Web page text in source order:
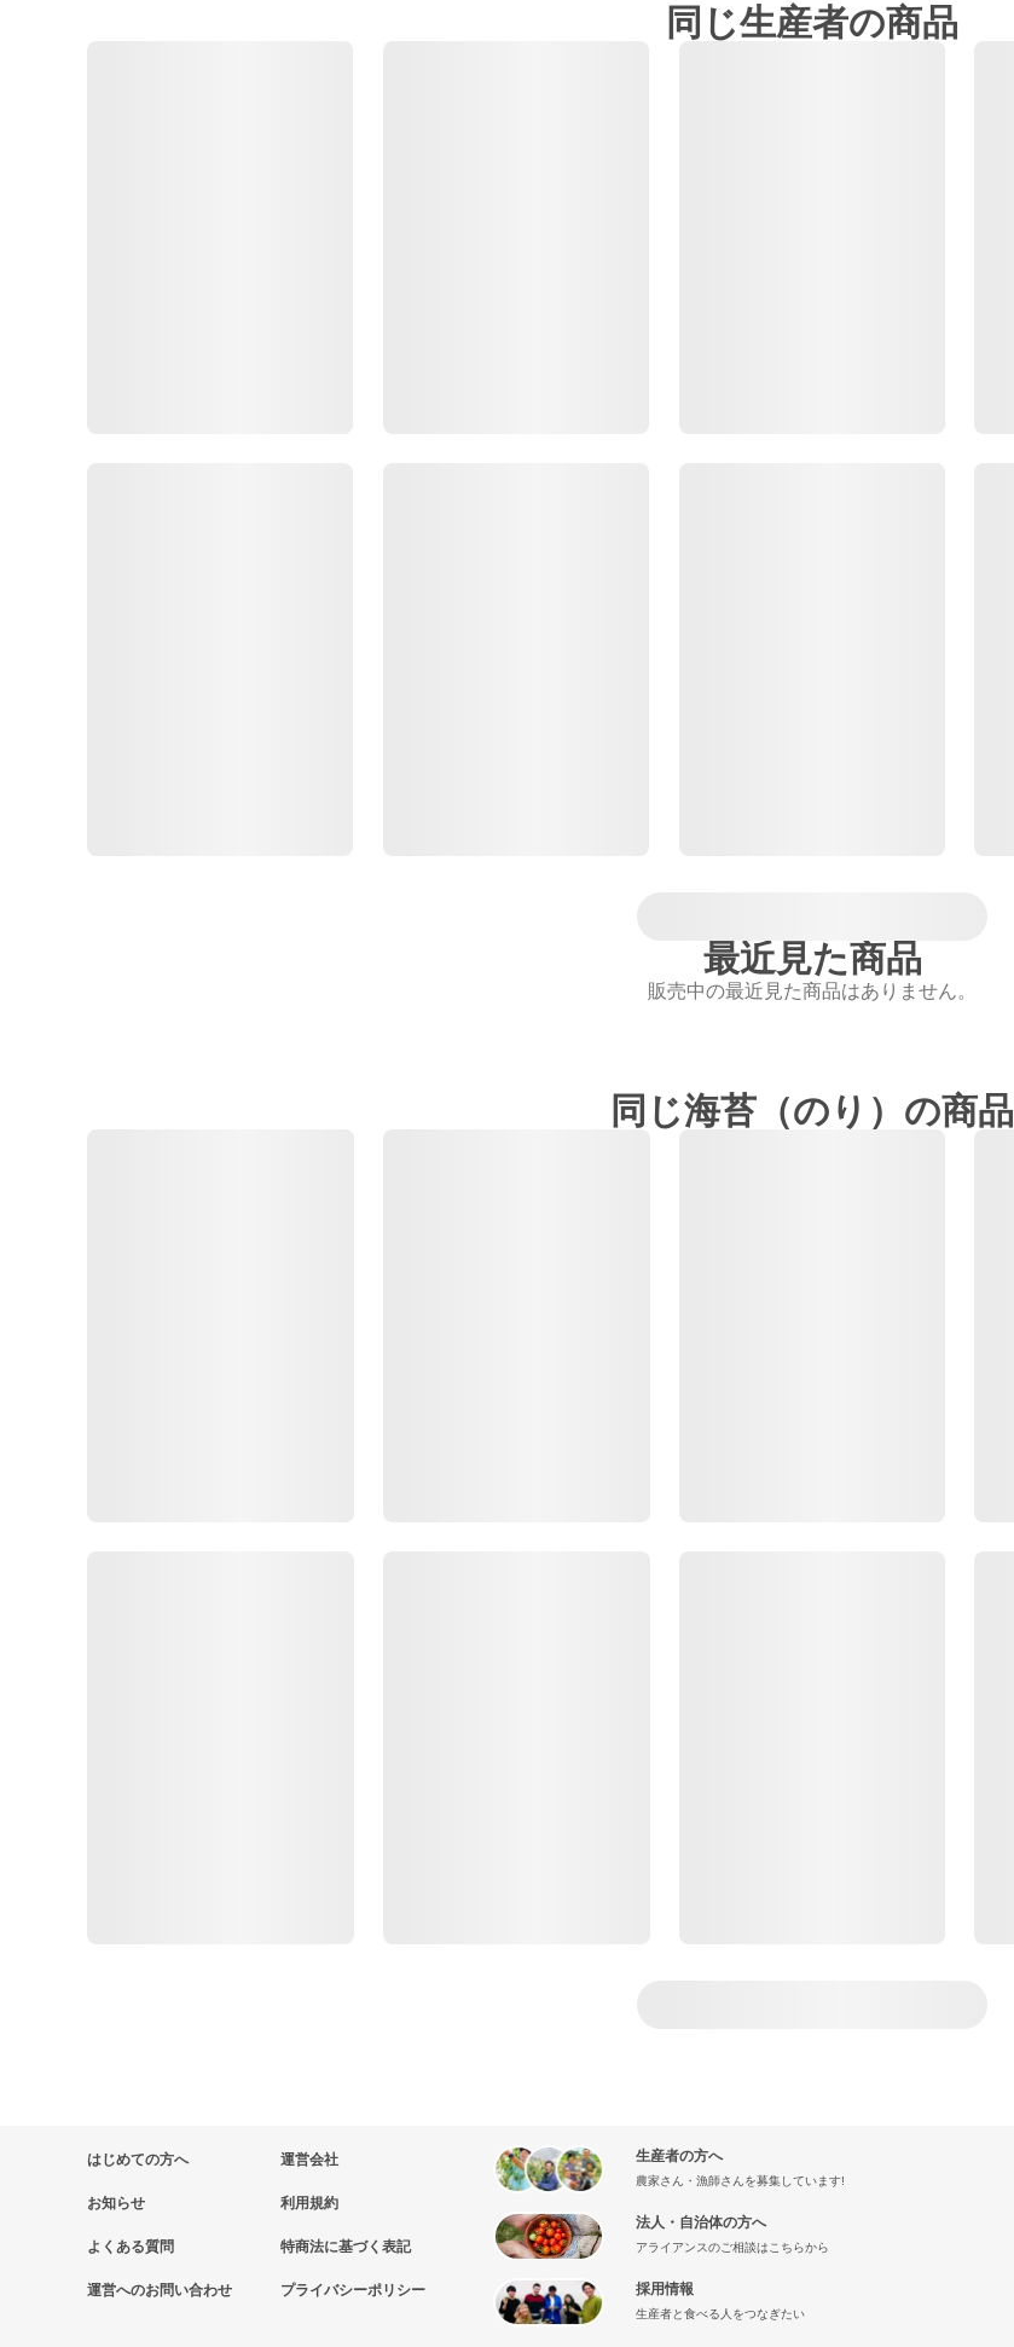
同じ生産者の商品
最近見た商品
販売中の最近見た商品はありません。
同じ海苔（のり）の商品
はじめての方へ
お知らせ
よくある質問
運営へのお問い合わせ
運営会社
利用規約
特商法に基づく表記
プライバシーポリシー
生産者の方へ
農家さん・漁師さんを募集しています!
法人・自治体の方へ
アライアンスのご相談はこちらから
採用情報
生産者と食べる人をつなぎたい